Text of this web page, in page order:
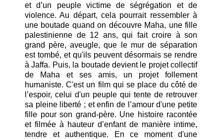
et d’un peuple victime de ségrégation et de
violence. Au départ, cela pourrait ressembler à
une boutade quand on découvre Maha, une fille
palestinienne de 12 ans, qui fait croire à son
grand père, aveugle, que le mur de séparation
est tombé, et qu'ils peuvent désormais se rendre
à Jaffa. Puis, la boutade devient le projet collectif
de Maha et ses amis, un projet follement
humaniste. C'est un film qui se place du côté de
l’espoir, celui d'un peuple qui tente de retrouver
sa pleine liberté ; et enfin de l’amour d'une petite
fille pour son grand-père. Une histoire racontée
et filmée à hauteur d’enfant de manière intime,
tendre et authentique. En ce moment d'une